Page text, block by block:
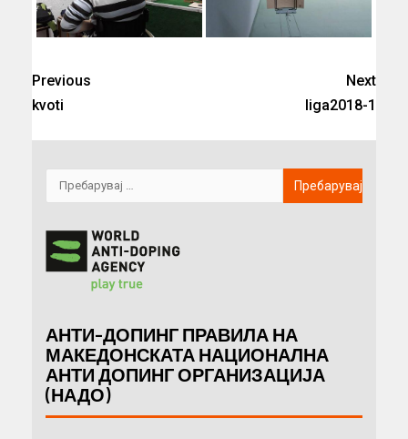
Previous
kvoti
Next
liga2018-1
АНТИ-ДОПИНГ ПРАВИЛА НА
МАКЕДОНСКАТА НАЦИОНАЛНА
АНТИ ДОПИНГ ОРГАНИЗАЦИЈА
(НАДО)